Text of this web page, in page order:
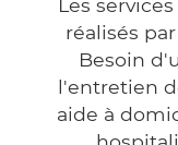
Les
réalisés
Besoin
l'entretien
aide à